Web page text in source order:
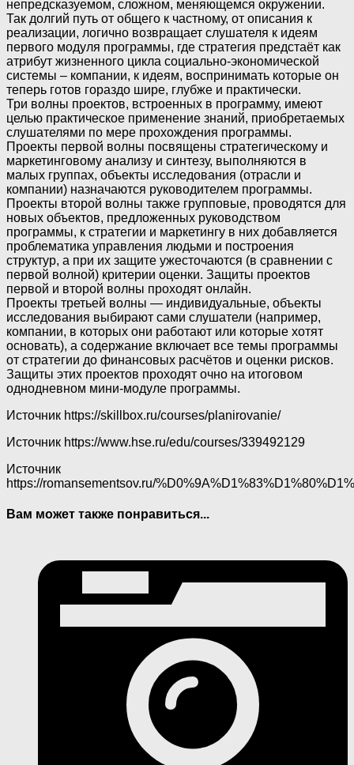
непредсказуемом, сложном, меняющемся окружении.
Так долгий путь от общего к частному, от описания к
реализации, логично возвращает слушателя к идеям
первого модуля программы, где стратегия предстаёт как
атрибут жизненного цикла социально-экономической
системы – компании, к идеям, воспринимать которые он
теперь готов гораздо шире, глубже и практически.
Три волны проектов, встроенных в программу, имеют
целью практическое применение знаний, приобретаемых
слушателями по мере прохождения программы.
Проекты первой волны посвящены стратегическому и
маркетинговому анализу и синтезу, выполняются в
малых группах, объекты исследования (отрасли и
компании) назначаются руководителем программы.
Проекты второй волны также групповые, проводятся для
новых объектов, предложенных руководством
программы, к стратегии и маркетингу в них добавляется
проблематика управления людьми и построения
структур, а при их защите ужесточаются (в сравнении с
первой волной) критерии оценки. Защиты проектов
первой и второй волны проходят онлайн.
Проекты третьей волны — индивидуальные, объекты
исследования выбирают сами слушатели (например,
компании, в которых они работают или которые хотят
основать), а содержание включает все темы программы
от стратегии до финансовых расчётов и оценки рисков.
Защиты этих проектов проходят очно на итоговом
однодневном мини-модуле программы.
Источник https://skillbox.ru/courses/planirovanie/
Источник https://www.hse.ru/edu/courses/339492129
Источник
https://romansementsov.ru/
Вам может также понравиться...